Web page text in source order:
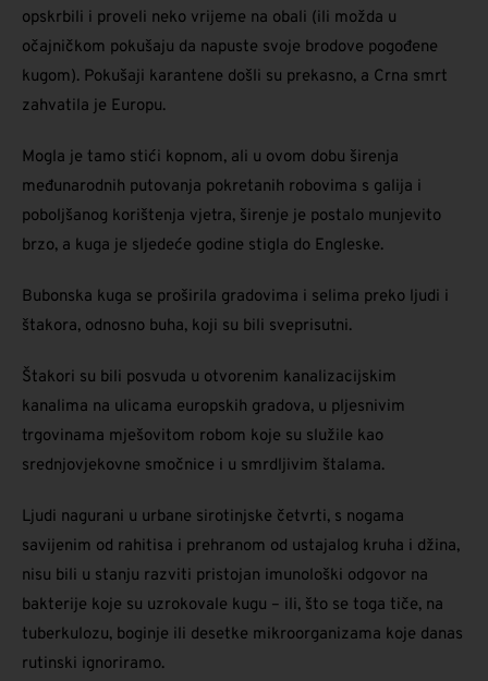
opskrbili i proveli neko vrijeme na obali (ili možda u
očajničkom pokušaju da napuste svoje brodove pogođene
kugom). Pokušaji karantene došli su prekasno, a Crna smrt
zahvatila je Europu.
Mogla je tamo stići kopnom, ali u ovom dobu širenja
međunarodnih putovanja pokretanih robovima s galija i
poboljšanog korištenja vjetra, širenje je postalo munjevito
brzo, a kuga je sljedeće godine stigla do Engleske.
Bubonska kuga se proširila gradovima i selima preko ljudi i
štakora, odnosno buha, koji su bili sveprisutni.
Štakori su bili posvuda u otvorenim kanalizacijskim
kanalima na ulicama europskih gradova, u pljesnivim
trgovinama mješovitom robom koje su služile kao
srednjovjekovne smočnice i u smrdljivim štalama.
Ljudi nagurani u urbane sirotinjske četvrti, s nogama
savijenim od rahitisa i prehranom od ustajalog kruha i džina,
nisu bili u stanju razviti pristojan imunološki odgovor na
bakterije koje su uzrokovale kugu – ili, što se toga tiče, na
tuberkulozu, boginje ili desetke mikroorganizama koje danas
rutinski ignoriramo.